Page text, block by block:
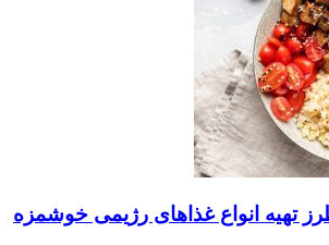
تهیه انواع غذاهای رژیمی خوشمزه